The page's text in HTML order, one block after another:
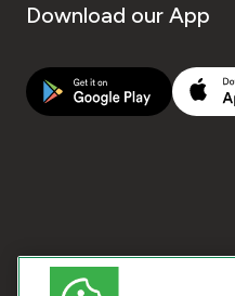
Download our App